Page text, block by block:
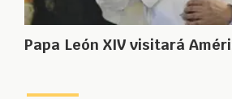
Papa León XIV visitará